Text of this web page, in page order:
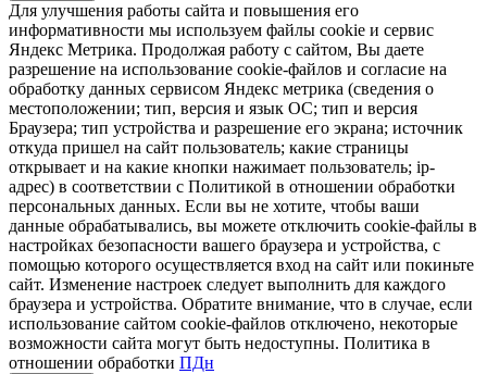
Для улучшения работы сайта и повышения его
информативности мы используем файлы cookie и сервис
Яндекс Метрика. Продолжая работу с сайтом, Вы даете
разрешение на использование cookie-файлов и согласие на
обработку данных сервисом Яндекс метрика (сведения о
местоположении; тип, версия и язык ОС; тип и версия
Браузера; тип устройства и разрешение его экрана; источник
откуда пришел на сайт пользователь; какие страницы
открывает и на какие кнопки нажимает пользователь; ip-
адрес) в соответствии с Политикой в отношении обработки
персональных данных. Если вы не хотите, чтобы ваши
данные обрабатывались, вы можете отключить cookie-файлы в
настройках безопасности вашего браузера и устройства, с
помощью которого осуществляется вход на сайт или покиньте
сайт. Изменение настроек следует выполнить для каждого
браузера и устройства. Обратите внимание, что в случае, если
использование сайтом cookie-файлов отключено, некоторые
возможности сайта могут быть недоступны. Политика в
отношении обработки ПДн